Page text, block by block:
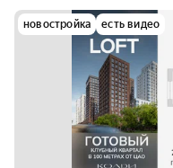
новостройка есть видео